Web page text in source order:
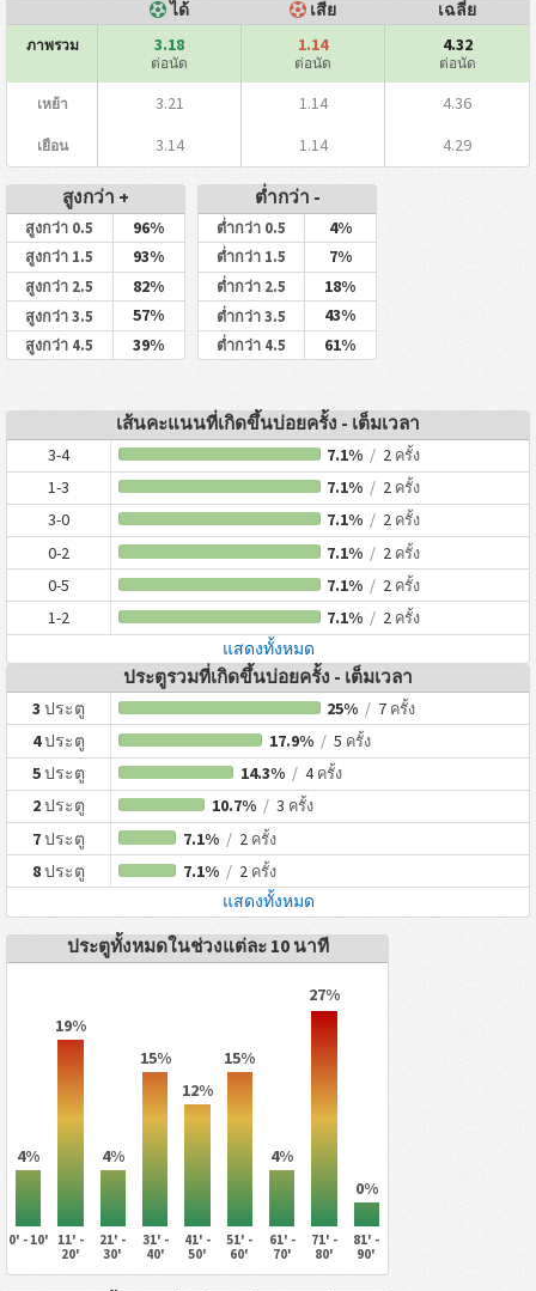
ได้ เสีย เฉลี่ย
ภาพรวม 3.18
ต่อนัด
1.14
ต่อนัด
4.32
ต่อนัด
เหย้า 3.21 1.14 4.36
เยือน 3.14 1.14 4.29
สูงกว่า +
สูงกว่า 0.5 96%
สูงกว่า 1.5 93%
สูงกว่า 2.5 82%
สูงกว่า 3.5 57%
สูงกว่า 4.5 39%
ต่ำกว่า -
ต่ำกว่า 0.5 4%
ต่ำกว่า 1.5 7%
ต่ำกว่า 2.5 18%
ต่ำกว่า 3.5 43%
ต่ำกว่า 4.5 61%
เส้นคะแนนที่เกิดขึ้นบ่อยครั้ง - เต็มเวลา
3-4 7.1% / 2 ครั้ง
1-3 7.1% / 2 ครั้ง
3-0 7.1% / 2 ครั้ง
0-2 7.1% / 2 ครั้ง
0-5 7.1% / 2 ครั้ง
1-2 7.1% / 2 ครั้ง
แสดงทั้งหมด
ประตูรวมที่เกิดขึ้นบ่อยครั้ง - เต็มเวลา
3ประตู 25% / 7 ครั้ง
4ประตู 17.9% /5 ครั้ง
5ประตู 14.3% /4 ครั้ง
2ประตู 10.7% /3 ครั้ง
7ประตู 7.1% /2 ครั้ง
8ประตู 7.1% /2 ครั้ง
แสดงทั้งหมด
ประตูทั้งหมดในช่วงแต่ละ 10 นาที
4%
19%
4%
15%
12%
15%
4%
27%
0%
0' - 10'
11' -
20'
21' -
30'
31' -
40'
41' -
50'
51' -
60'
61' -
70'
71' -
80'
81' -
90'